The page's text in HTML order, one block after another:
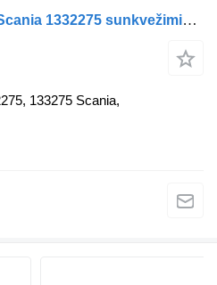
Skersinis stabilizatorius Scania 1332275 sunkvežimio Scania Scania T
133275 Scania,